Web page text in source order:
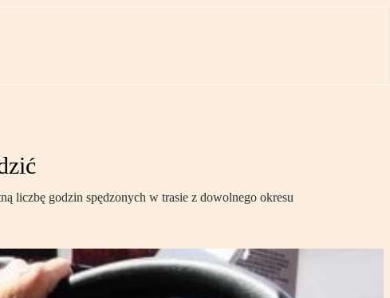
liczbę godzin spędzonych w trasie z dowolnego okresu